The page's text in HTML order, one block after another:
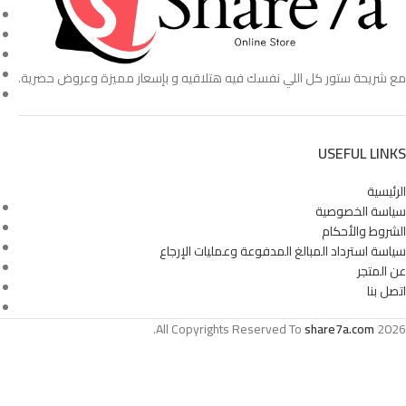
حل متكامل لستايل مرتب
تفاصيل سريعة:
جهاز تمويج الشعر الأوتوماتيكي
أقصى حرارة: 200° مئوية
أوزان: 300 جرام
وظائف: تمويج سريع، حماية
مع شريحة ستور كل اللي نفسك فيه هتلاقيه و بإسعار مميزة وعروض حصرية.
USEFUL LINKS
الرئيسية
سياسة الخصوصية
الشروط والأحكام
سياسة استرداد المبالغ المدفوعة وعمليات الإرجاع
عن المتجر
اتصل بنا
All Copyrights Reserved Toshare7a.com2026.